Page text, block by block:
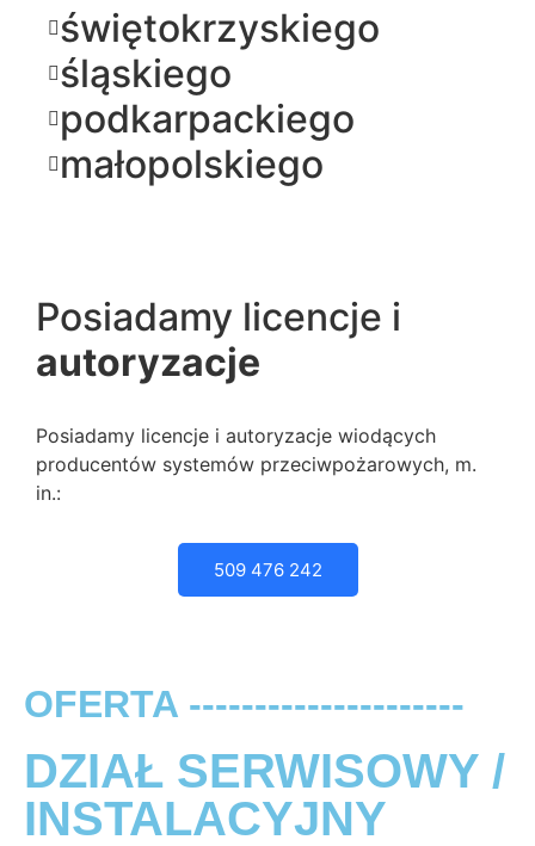
świętokrzyskiego
śląskiego
podkarpackiego
małopolskiego
Posiadamy licencje i
autoryzacje
Posiadamy licencje i autoryzacje wiodących
producentów systemów przeciwpożarowych, m.
in.:
509 476 242
OFERTA ---------------------
DZIAŁ SERWISOWY /
INSTALACYJNY